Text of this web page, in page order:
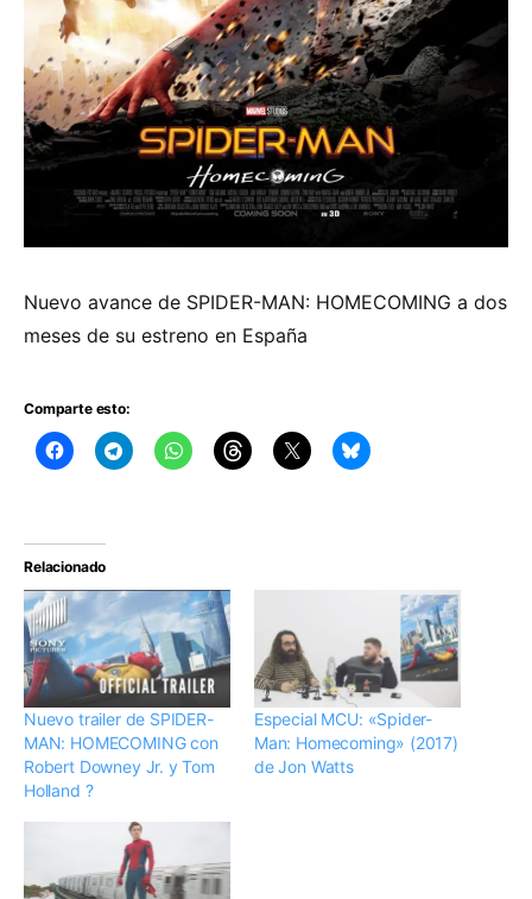
Nuevo avance de SPIDER-MAN: HOMECOMING a dos
meses de su estreno en España
Comparte esto:
Relacionado
Nuevo trailer de SPIDER-
MAN: HOMECOMING con
Robert Downey Jr. y Tom
Holland ?️
Especial MCU: «Spider-
Man: Homecoming» (2017)
de Jon Watts